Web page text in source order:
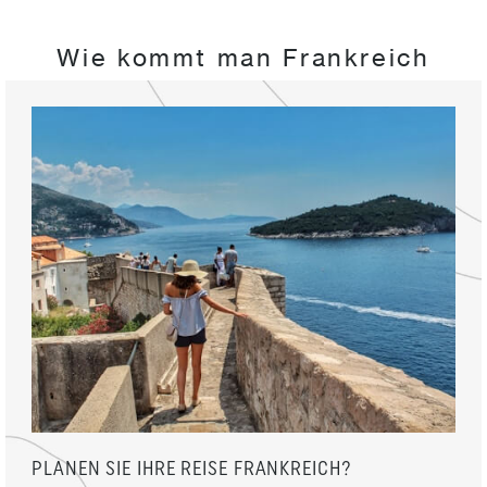
Wie kommt man Frankreich
PLANEN SIE IHRE REISE FRANKREICH?